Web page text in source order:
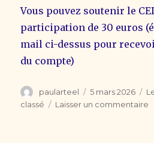
Vous pouvez soutenir le
participation de 30 euros
mail ci-dessus pour
du compte)
Auteur
paularteel
Publié
le
5 mars 2026
classé
Laisser un commentaire